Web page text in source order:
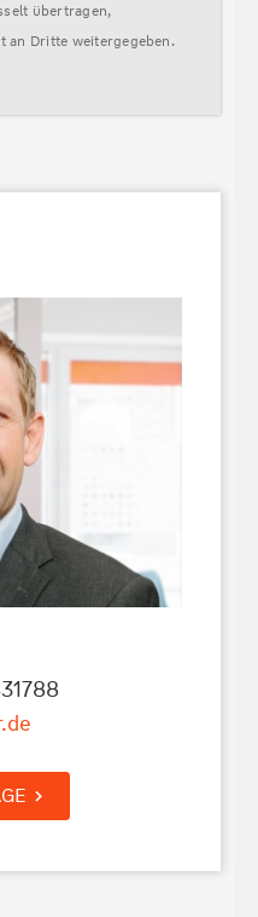
übertragen,
an Dritte weitergegeben.